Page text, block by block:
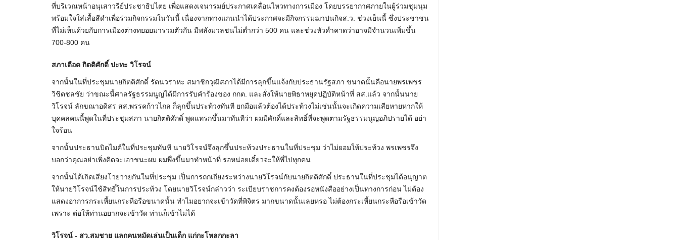
ที่บริเวณหน้าอนุเสาวรีย์ประชาธิปไตย เพื่อแสดงเจนารมย์ประกาศเคลื่อนไหวทางการเมือง โดยบรรยากาศภายในผู้ร่วมชุมนุม
พร้อมใจใส่เสื้อสีดำเพื่อร่วมกิจกรรมในวันนี้ เนื่องจากทางแกนนำได้ประกาศจะมีกิจกรรมฌาปนกิจส.ว. ช่วงเย็นนี้ ซึ่งประชาชน
ที่ไม่เห็นด้วยกับการเมืองต่างทยอยมารวมตัวกัน มีพลังมวลชนไม่ต่ำกว่า 500 คน และช่วงหัวค่ำคาดว่าอาจมีจำนวนเพิ่มขึ้น
700-800 คน
สภาเดือด กิตติศักดิ์ ปะทะ วิโรจน์
จากนั้นในที่ประชุมนายกิตติศักดิ์ รัตนวราหะ สมาชิกวุฒิสภาได้มีการลุกขึ้นแจ้งกับประธานรัฐสภา ขนาดนั้นคือนายพรเพชร
วิชิตชลชัย ว่าขณะนี้ศาลรัฐธรรมนูญได้มีการรับคำร้องของ กกต. และสั่งให้นายพิธาหยุดปฏิบัติหน้าที่ สส.แล้ว จากนั้นนาย
วิโรจน์ ลักขณาอดิสร สส.พรรคก้าวไกล ก็ลุกขึ้นประท้วงทันที ยกมือแล้วต้องได้ประท้วงไม่เช่นนั้นจะเกิดความเสียหายหากให้
บุคคลคนนี้พูดในที่ประชุมสภา นายกิตติศักดิ์ พูดแทรกขึ้นมาทันทีว่า ผมมีศักดิ์และสิทธิ์ที่จะพูดตามรัฐธรรมนูญอภิปรายได้ อย่า
ใจร้อน
จากนั้นประธานปิดไมค์ในที่ประชุมทันที นายวิโรจน์จึงลุกขึ้นประท้วงประธานในที่ประชุม ว่าไม่ยอมให้ประท้วง พรเพชรจึง
บอกว่าคุณอย่าเพิ่งคิดจะเอาชนะผม ผมพึ่งขึ้นมาทำหน้าที่ รอหน่อยเดี๋ยวจะให้พี่ไปทุกคน
จากนั้นได้เกิดเสียงโวยวายกันในที่ประชุม เป็นการถกเถียงระหว่างนายวิโรจน์กับนายกิตติศักดิ์ ประธานในที่ประชุมได้อนุญาต
ให้นายวิโรจน์ใช้สิทธิ์ในการประท้วง โดยนายวิโรจน์กล่าวว่า ระเบียบราชการคงต้องรอหนังสืออย่างเป็นทางการก่อน ไม่ต้อง
แสดงอาการกระเหี้ยนกระหือรือขนาดนั้น ทำไมอยากจะเข้าวัดที่พิจิตร มากขนาดนั้นเลยหรอ ไม่ต้องกระเหี้ยนกระหือรือเข้าวัด
เพราะ ต่อให้ท่านอยากจะเข้าวัด ท่านก็เข้าไม่ได้
วิโรจน์ - สว.สมชาย แลกคนหมัดเล่นเป็นเด็ก แก่กะโหลกกะลา